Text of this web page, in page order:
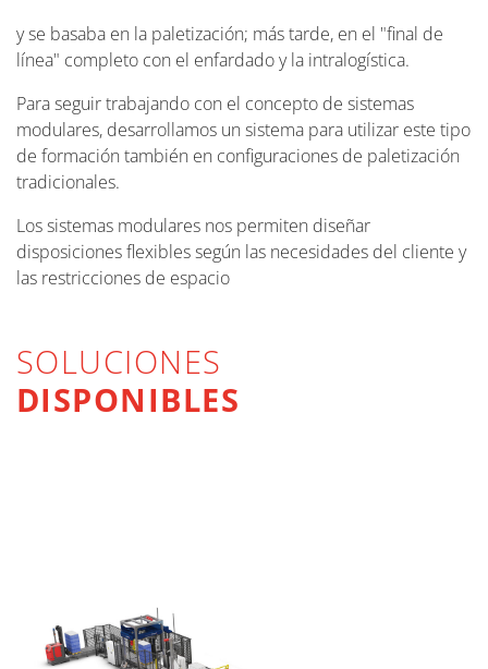
y se basaba en la paletización; más tarde, en el "final de
línea" completo con el enfardado y la intralogística.
Para seguir trabajando con el concepto de sistemas
modulares, desarrollamos un sistema para utilizar este tipo
de formación también en configuraciones de paletización
tradicionales.
Los sistemas modulares nos permiten diseñar
disposiciones flexibles según las necesidades del cliente y
las restricciones de espacio
SOLUCIONES
DISPONIBLES
MÁS INFORMACIÓN
LOGÍSTICA INTERNA